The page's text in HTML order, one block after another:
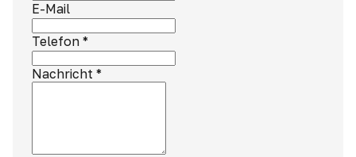
E-Mail
Telefon *
Nachricht *